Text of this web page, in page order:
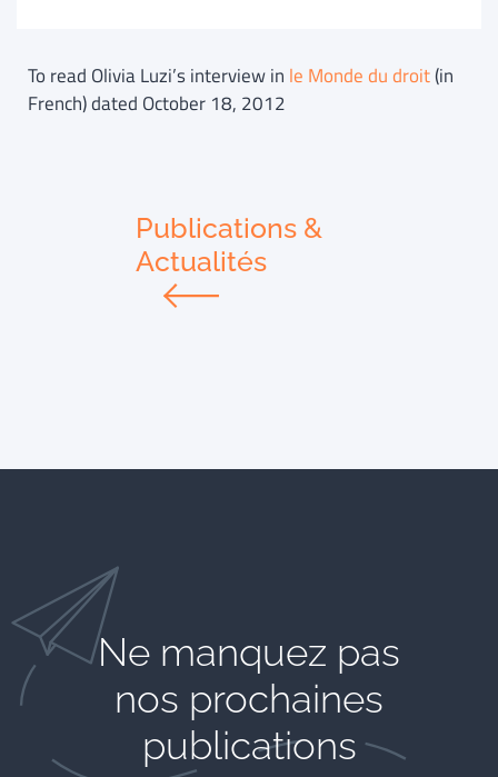
To read Olivia Luzi’s interview in le Monde du droit(in
French) dated October 18, 2012
Publications &
Actualités
Ne manquez pas
nos prochaines
publications